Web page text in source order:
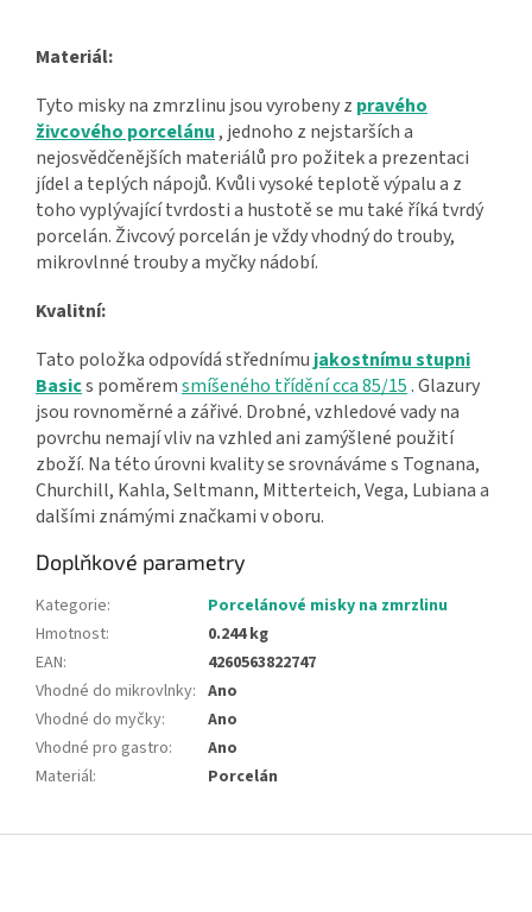
Materiál:
Tyto misky na zmrzlinu jsou vyrobeny z pravého
živcového porcelánu , jednoho z nejstarších a
nejosvědčenějších materiálů pro požitek a prezentaci
jídel a teplých nápojů. Kvůli vysoké teplotě výpalu a z
toho vyplývající tvrdosti a hustotě se mu také říká tvrdý
porcelán. Živcový porcelán je vždy vhodný do trouby,
mikrovlnné trouby a myčky nádobí.
Kvalitní:
Tato položka odpovídá střednímu jakostnímu stupni
Basics poměremsmíšeného třídění cca 85/15 . Glazury
jsou rovnoměrné a zářivé. Drobné, vzhledové vady na
povrchu nemají vliv na vzhled ani zamýšlené použití
zboží. Na této úrovni kvality se srovnáváme s Tognana,
Churchill, Kahla, Seltmann, Mitterteich, Vega, Lubiana a
dalšími známými značkami v oboru.
Doplňkové parametry
Kategorie:
Porcelánové misky na zmrzlinu
Hmotnost:
0.244 kg
EAN:
4260563822747
Vhodné do mikrovlnky: Ano
Vhodné do myčky:
Ano
Vhodné pro gastro:
Ano
Materiál: Porcelán